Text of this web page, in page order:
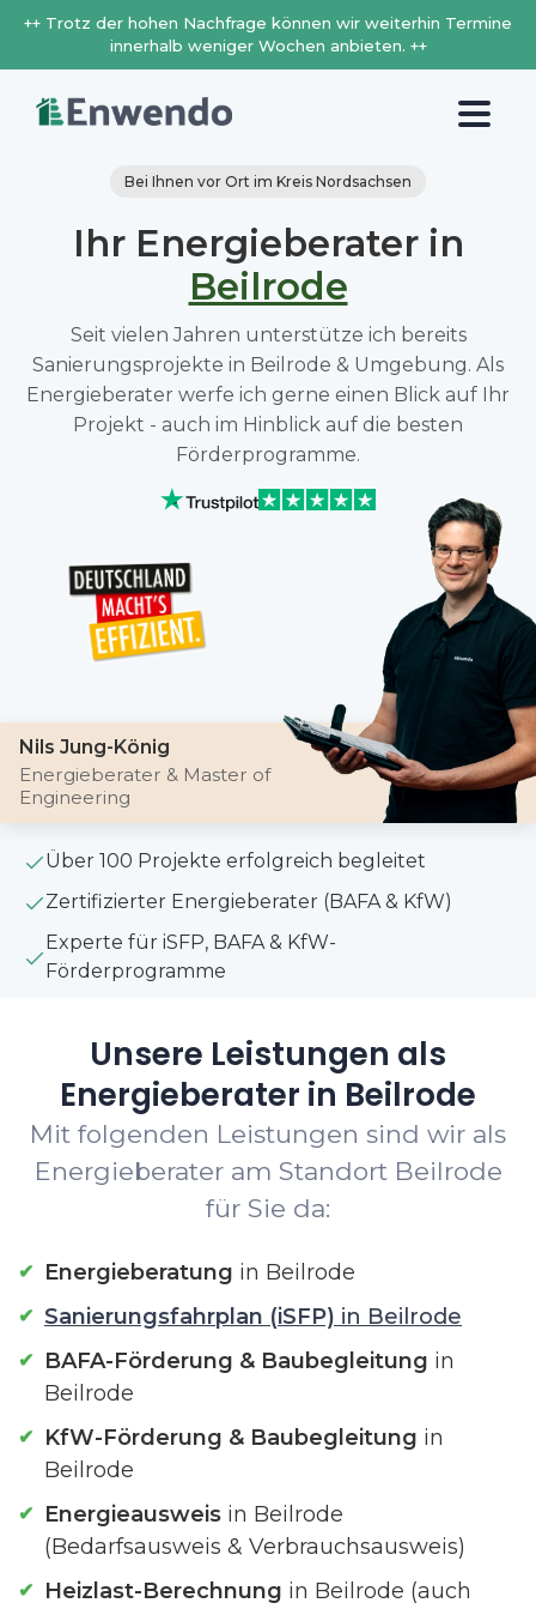
++ Trotz der hohen Nachfrage können wir weiterhin Termine
innerhalb weniger Wochen anbieten. ++
Bei Ihnen vor Ort im Kreis Nordsachsen
Ihr Energieberater in
Beilrode
Seit vielen Jahren unterstütze ich bereits
Sanierungsprojekte in Beilrode & Umgebung. Als
Energieberater werfe ich gerne einen Blick auf Ihr
Projekt - auch im Hinblick auf die besten
Förderprogramme.
Nils Jung-König
Energieberater & Master of
Engineering
Über 100 Projekte erfolgreich begleitet
Zertifizierter Energieberater (BAFA & KfW)
Experte für iSFP, BAFA & KfW-
Förderprogramme
Unsere Leistungen als
Energieberater in Beilrode
Mit folgenden Leistungen sind wir als
Energieberater am Standort Beilrode
für Sie da:
Energieberatung in Beilrode
Sanierungsfahrplan (iSFP) in Beilrode
BAFA-Förderung & Baubegleitung in
Beilrode
KfW-Förderung & Baubegleitung in
Beilrode
Energieausweis in Beilrode
(Bedarfsausweis & Verbrauchsausweis)
Heizlast-Berechnung in Beilrode (auch